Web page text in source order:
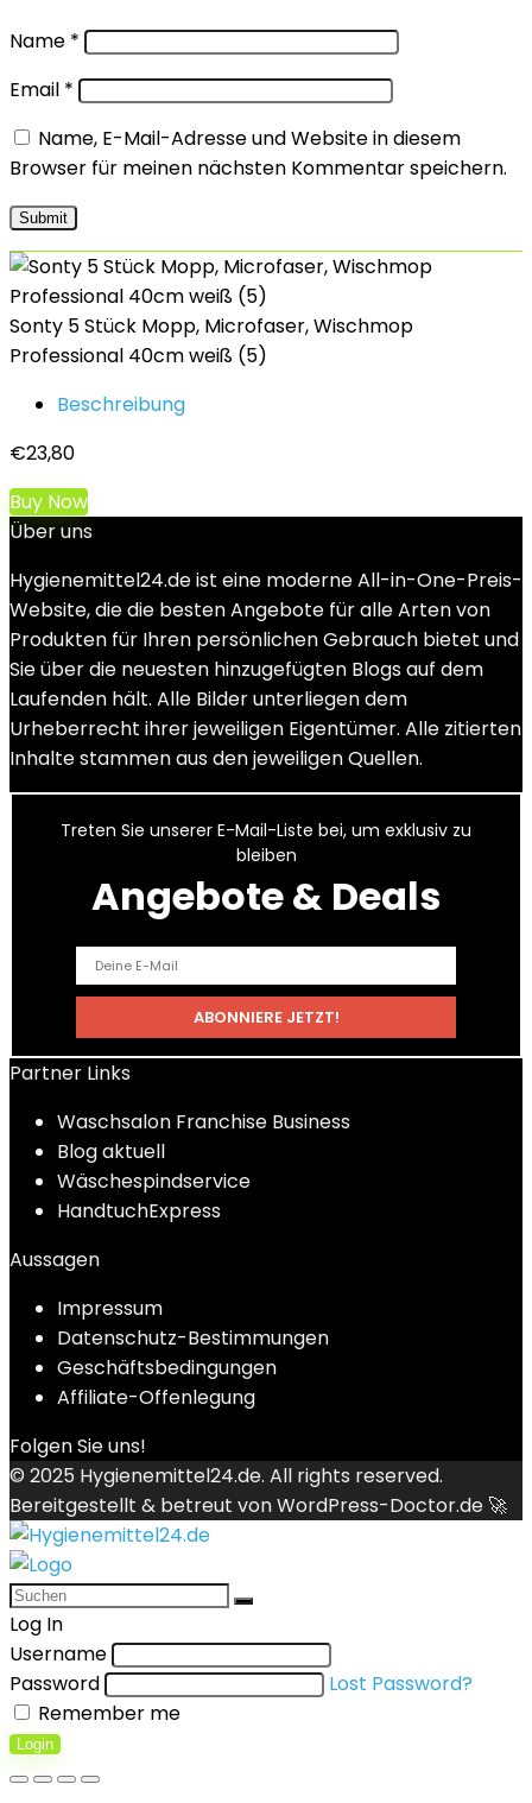
Name *
Email *
Name, E-Mail-Adresse und Website in diesem
Browser für meinen nächsten Kommentar speichern.
Sonty 5 Stück Mopp, Microfaser, Wischmop
Professional 40cm weiß (5)
Beschreibung
€23,80
Buy Now
Über uns
Hygienemittel24.de ist eine moderne All-in-One-Preis-
Website, die die besten Angebote für alle Arten von
Produkten für Ihren persönlichen Gebrauch bietet und
Sie über die neuesten hinzugefügten Blogs auf dem
Laufenden hält. Alle Bilder unterliegen dem
Urheberrecht ihrer jeweiligen Eigentümer. Alle zitierten
Inhalte stammen aus den jeweiligen Quellen.
Treten Sie unserer E-Mail-Liste bei, um exklusiv zu
bleiben
Angebote & Deals
Partner Links
Waschsalon Franchise Business
Blog aktuell
Wäschespindservice
HandtuchExpress
Aussagen
Impressum
Datenschutz-Bestimmungen
Geschäftsbedingungen
Affiliate-Offenlegung
Folgen Sie uns!
© 2025 Hygienemittel24.de. All rights reserved.
Bereitgestellt & betreut vonWordPress-Doctor.de 🚀
Log In
Username
Password
Lost Password?
Remember me
Login